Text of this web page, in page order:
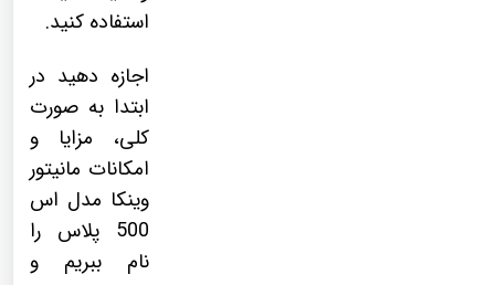
استفاده کنید.
اجازه دهید در
ابتدا به صورت
کلی، مزایا و
امکانات مانیتور
وینکا مدل اس
500 پلاس را
نام ببریم و